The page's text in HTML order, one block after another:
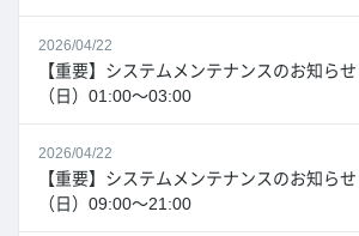
2026/04/22
【重要】システムメンテナンスのお知ら
（日）01:00～03:00
2026/04/22
【重要】システムメンテナンスのお知ら
（日）09:00～21:00